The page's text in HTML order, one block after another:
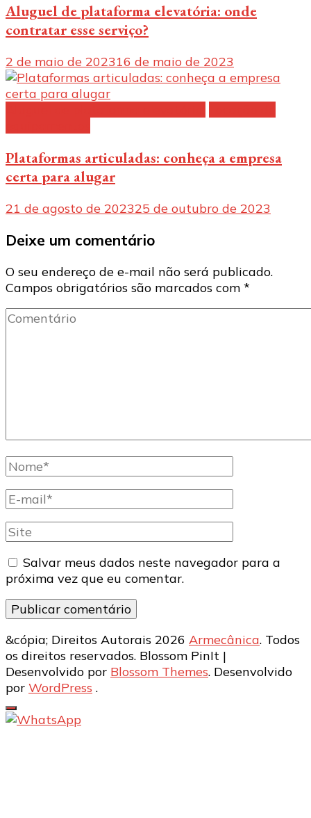
Aluguel de plataforma elevatória: onde
contratar esse serviço?
2 de maio de 202316 de maio de 2023
Plataformas articuladas: conheça a empresa
certa para alugar
21 de agosto de 202325 de outubro de 2023
Deixe um comentário
O seu endereço de e-mail não será publicado.
Campos obrigatórios são marcados com *
Comentário
Nome
completo
E-
mail
Site
Salvar meus dados neste navegador para a
próxima vez que eu comentar.
&cópia; Direitos Autorais 2026 Armecânica. Todos
os direitos reservados. Blossom PinIt |
Desenvolvido por Blossom Themes. Desenvolvido
por WordPress .